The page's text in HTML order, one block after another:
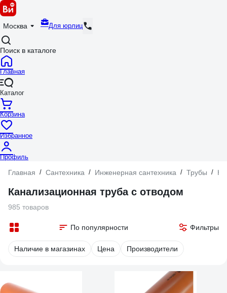
Москва Для юрлиц
Поиск в каталоге
Главная
Каталог
Корзина
Избранное
Профиль
Главная / Сантехника / Инженерная сантехника / Трубы /
Канализационная труба с отводом
985 товаров
По популярности Фильтры
Наличие в магазинах Цена Производители